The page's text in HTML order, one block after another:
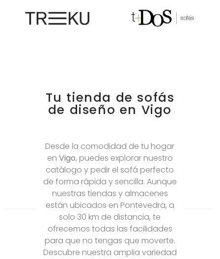
Tu tienda de sofás
de diseño en Vigo
Desde la comodidad de tu hogar
en Vigo, puedes explorar nuestro
catálogo y pedir el sofá perfecto
de forma rápida y sencilla. Aunque
nuestras tiendas y almacenes
están ubicados en Pontevedra, a
solo 30 km de distancia, te
ofrecemos todas las facilidades
para que no tengas que moverte.
Descubre nuestra amplia variedad